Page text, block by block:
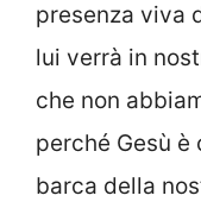
presenza viva
lui verrà in
che non
perché Gesù è
barca della